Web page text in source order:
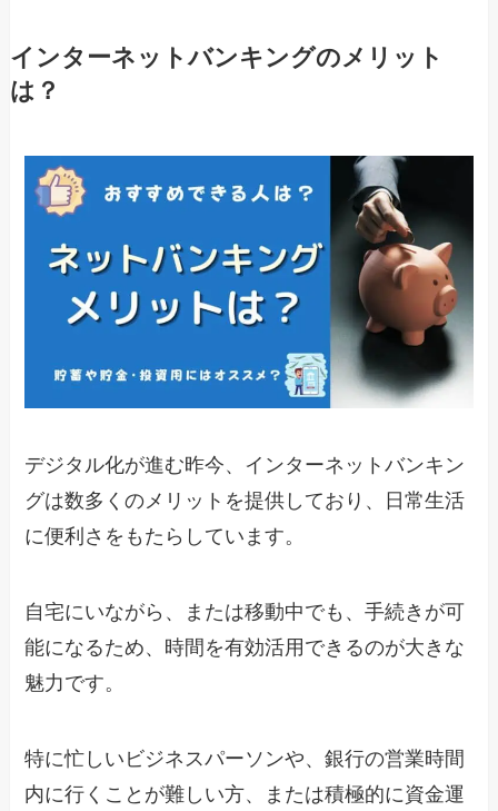
インターネットバンキングのメリット
は？
デジタル化が進む昨今、インターネットバンキン
グは数多くのメリットを提供しており、日常生活
に便利さをもたらしています。
自宅にいながら、または移動中でも、手続きが可
能になるため、時間を有効活用できるのが大きな
魅力です。
特に忙しいビジネスパーソンや、銀行の営業時間
内に行くことが難しい方、または積極的に資金運